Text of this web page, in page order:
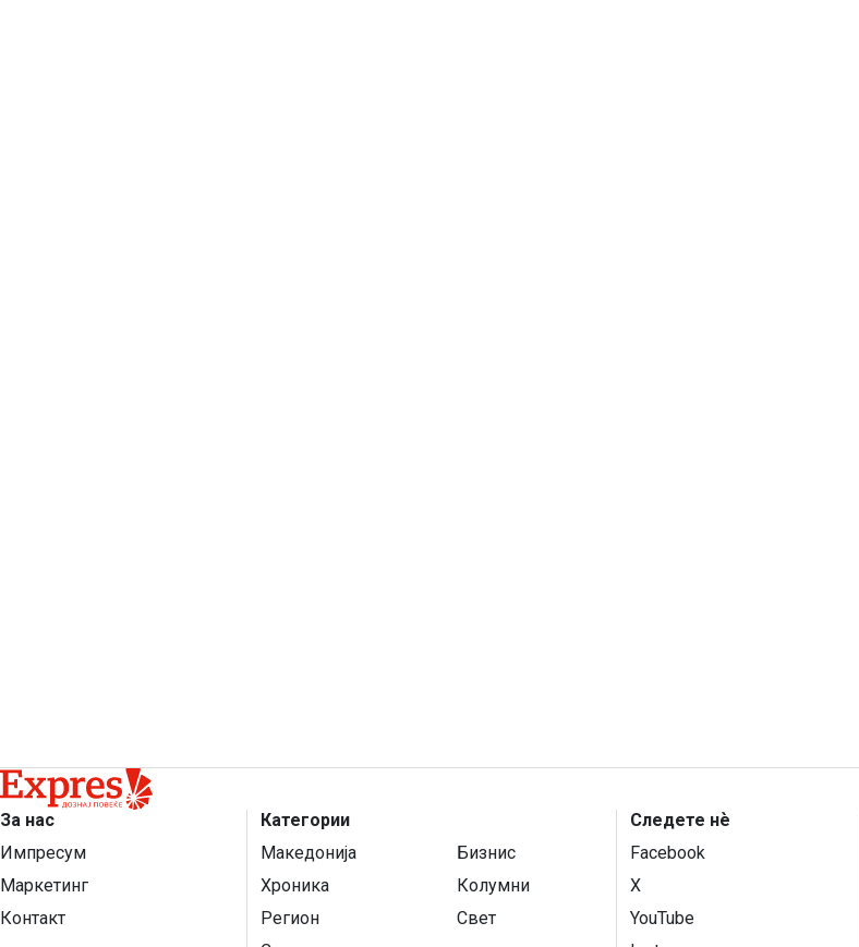
За нас
Импресум
Маркетинг
Контакт
Категории
Македонија
Бизнис
Хроника
Колумни
Регион
Свет
Следете нѐ
Facebook
X
YouTube